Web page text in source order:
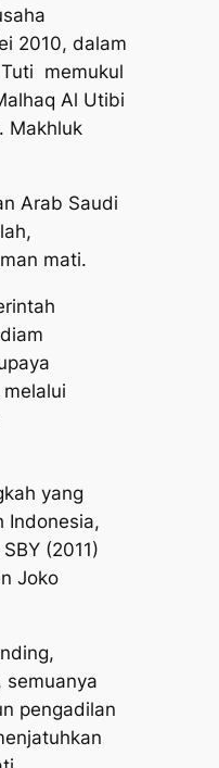
2010, dalam
memukul
Al Utibi
Makhluk
Arab Saudi
mati.
yang
Indonesia,
(2011)
Joko
semuanya
pengadilan